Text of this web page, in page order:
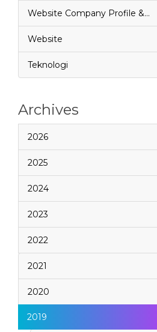
Website Company Profile &…
Website
Teknologi
Archives
2026
2025
2024
2023
2022
2021
2020
2019